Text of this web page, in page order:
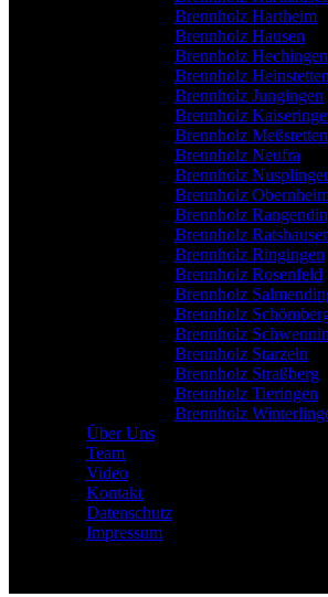
Brennholz Hartheim
Brennholz Hausen
Brennholz Hechingen
Brennholz Heinstetten
Brennholz Jungingen
Brennholz
Brennholz Meßstetten
Brennholz Neufra
Brennholz
Brennholz
Brennholz
Brennholz
Brennholz Ringingen
Brennholz Rosenfeld
Brennholz
Brennholz
Brennholz
Brennholz Starzeln
Brennholz Straßberg
Brennholz Tieringen
Brennholz
Über Uns
Team
Video
Kontakt
Datenschutz
Impressum